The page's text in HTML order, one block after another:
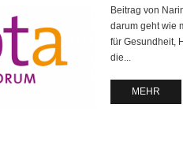
Beitrag von
darum geht wie
für Gesundheit,
die...
MEHR